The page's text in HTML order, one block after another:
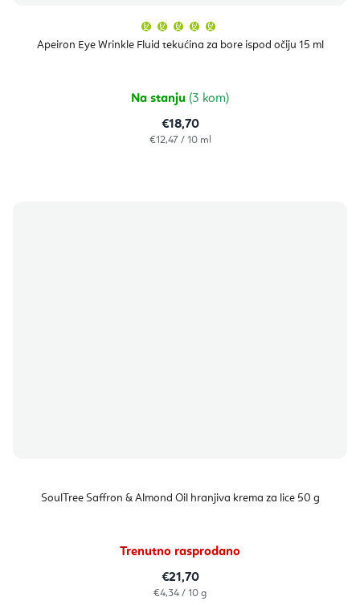
Apeiron Eye Wrinkle Fluid tekućina za bore ispod očiju 15 ml
proizvoda
je
zvjezdica.
Na stanju (3 kom)
€18,70
Izračunaj
€12,47 / 10 ml
SoulTree Saffron & Almond Oil hranjiva krema za lice 50 g
Trenutno rasprodano
€21,70
Izračunaj
€4,34 / 10 g